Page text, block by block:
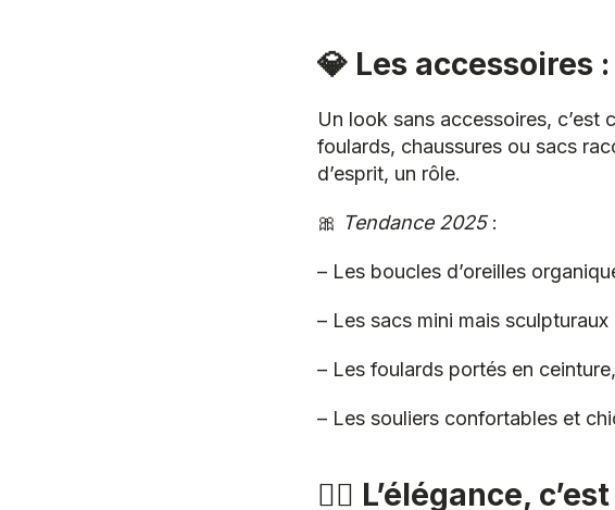
💎 Les
Un look sans accessoires, c’est
foulards, chaussures ou sacs
d’esprit, un rôle.
🎀 Tendance 2025:
– Les boucles d’oreilles
– Les sacs mini mais sculpturaux
– Les foulards portés en
– Les souliers confortables et
🧘‍♀️ L’élégance,